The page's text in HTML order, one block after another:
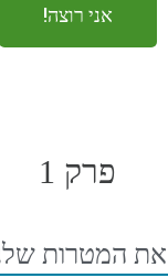
אני רוצה!
פרק 1
המטרות